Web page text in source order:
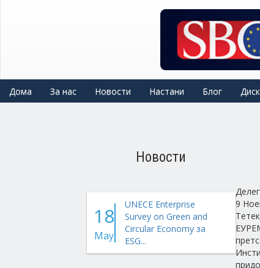
Дома За нас Новости Настани Блог
Новости
18
May
UNECE Enterprise
Survey on Green and
Circular Economy за
ESG...
9